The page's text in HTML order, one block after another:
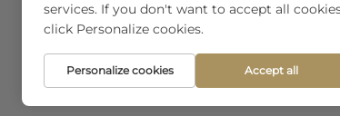
Авторское право ©
конфиденциальности
services. If you don't want to accept all
click Personalize cookies.
Personalize cookies Accept all